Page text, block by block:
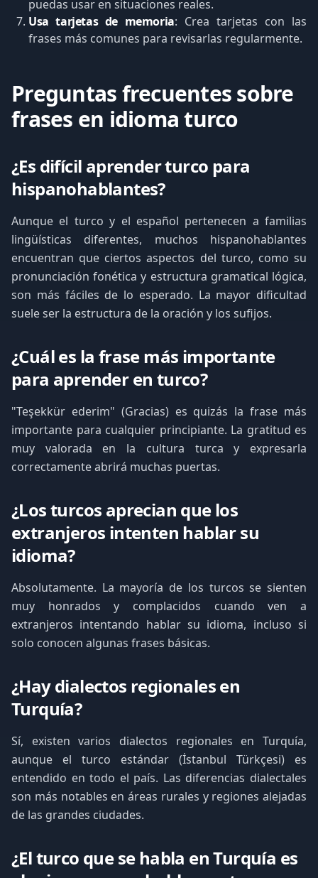
puedas usar en situaciones reales.
Usa tarjetas de memoria: Crea tarjetas con las
frases más comunes para revisarlas regularmente.
Preguntas frecuentes sobre
frases en idioma turco
¿Es difícil aprender turco para
hispanohablantes?
Aunque el turco y el español pertenecen a familias
lingüísticas diferentes, muchos hispanohablantes
encuentran que ciertos aspectos del turco, como su
pronunciación fonética y estructura gramatical lógica,
son más fáciles de lo esperado. La mayor dificultad
suele ser la estructura de la oración y los sufijos.
¿Cuál es la frase más importante
para aprender en turco?
"Teşekkür ederim" (Gracias) es quizás la frase más
importante para cualquier principiante. La gratitud es
muy valorada en la cultura turca y expresarla
correctamente abrirá muchas puertas.
¿Los turcos aprecian que los
extranjeros intenten hablar su
idioma?
Absolutamente. La mayoría de los turcos se sienten
muy honrados y complacidos cuando ven a
extranjeros intentando hablar su idioma, incluso si
solo conocen algunas frases básicas.
¿Hay dialectos regionales en
Turquía?
Sí, existen varios dialectos regionales en Turquía,
aunque el turco estándar (İstanbul Türkçesi) es
entendido en todo el país. Las diferencias dialectales
son más notables en áreas rurales y regiones alejadas
de las grandes ciudades.
¿El turco que se habla en Turquía es